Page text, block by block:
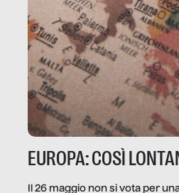
EUROPA: COSÌ
Il 26 maggio non si vota per